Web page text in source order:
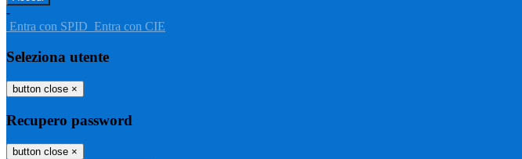
-
Entra con SPID Entra con CIE
Seleziona utente
button close ×
Recupero password
button close ×